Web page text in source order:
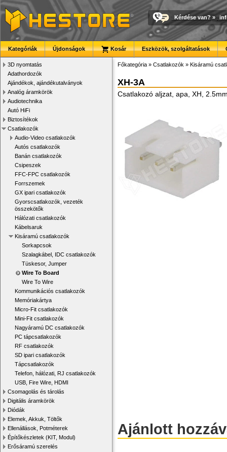
Kérdése van? »
Kategóriák Újdonságok Kosár Eszközök, szolgáltatások
3D nyomtatás
Adathordozók
Ajándékok, ajándékutalványok
Analóg áramkörök
Audiotechnika
Autó HiFi
Biztosítékok
Csatlakozók
Audio-Video csatlakozók
Autós csatlakozók
Banán csatlakozók
Csipeszek
FFC-FPC csatlakozók
Forrszemek
GX ipari csatlakozók
Gyorscsatlakozók, vezeték
összekötők
Hálózati csatlakozók
Kábelsaruk
Kisáramú csatlakozók
Sorkapcsok
Szalagkábel, IDC csatlakozók
Tüskesor, Jumper
Wire To Board
Wire To Wire
Kommunikációs csatlakozók
Memóriakártya
Micro-Fit csatlakozók
Mini-Fit csatlakozók
Nagyáramú DC csatlakozók
PC tápcsatlakozók
RF csatlakozók
SD ipari csatlakozók
Tápcsatlakozók
Telefon, hálózati, RJ csatlakozók
USB, Fire Wire, HDMI
Csomagolás és tárolás
Digitális áramkörök
Diódák
Elemek, Akkuk, Töltők
Ellenállások, Potméterek
Építőkészletek (KIT, Modul)
Erősáramú szerelés
Főkategória » Csatlakozók » Kisáramú
XH-3A
Csatlakozó aljzat, apa, XH,
Ajánlott